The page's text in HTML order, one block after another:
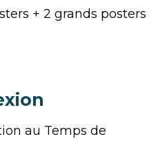
+ 2 grands posters
au Temps de